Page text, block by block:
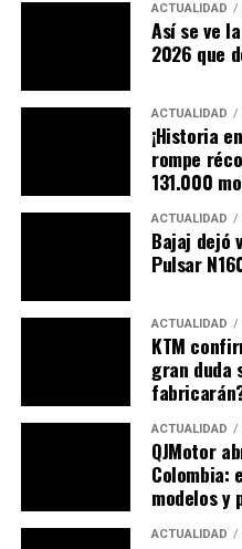
En
lo que
Lea también:
Les van a
conductores de motos y
DESCARGA
Usuarios
TEMAS RELACIONADOS:
MOTOCICLETAS
REVISTA PUBLIMOTOS
ACTUALIDAD
Así se ve
2026 que
ACTUALIDAD
¡Historia
rompe
131.000
ACTUALIDAD
Bajaj dejó
Pulsar
ACTUALIDAD
KTM
gran duda
ACTUALIDAD
QJMotor
Colombia:
modelos y
ACTUALIDAD